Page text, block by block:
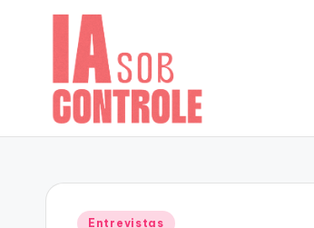
content
Posted
Entrevistas